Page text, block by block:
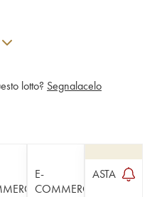
lotto? Segnalacelo
E-
COMMERCE
ASTA